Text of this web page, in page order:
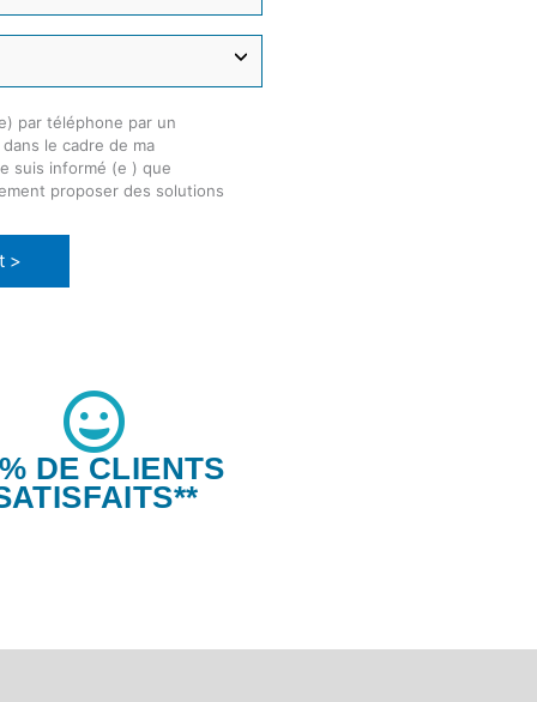
par téléphone par un
le cadre de ma
suis informé (e ) que
proposer des solutions
>
DE CLIENTS